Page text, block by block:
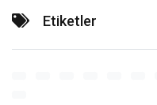
Etiketler